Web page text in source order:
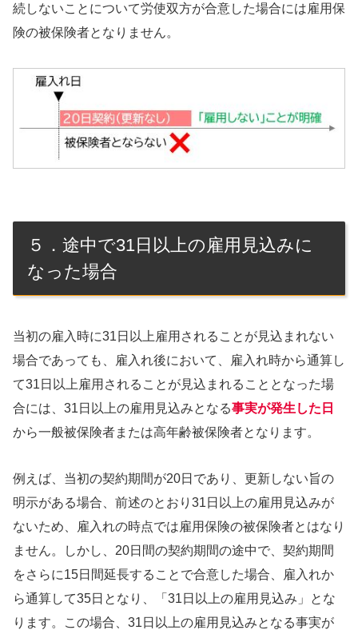
続しないことについて労使双方が合意した場合には雇用保
険の被保険者となりません。
５．途中で31日以上の雇用見込みに
なった場合
当初の雇入時に31日以上雇用されることが見込まれない
場合であっても、雇入れ後において、雇入れ時から通算し
て31日以上雇用されることが見込まれることとなった場
合には、31日以上の雇用見込みとなる事実が発生した日
から一般被保険者または高年齢被保険者となります。
例えば、当初の契約期間が20日であり、更新しない旨の
明示がある場合、前述のとおり31日以上の雇用見込みが
ないため、雇入れの時点では雇用保険の被保険者とはなり
ません。しかし、20日間の契約期間の途中で、契約期間
をさらに15日間延長することで合意した場合、雇入れか
ら通算して35日となり、「31日以上の雇用見込み」とな
ります。この場合、31日以上の雇用見込みとなる事実が